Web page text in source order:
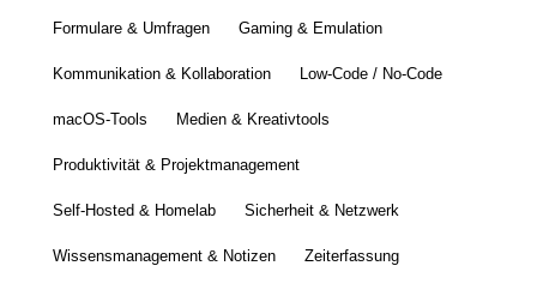
Formulare & Umfragen Gaming & Emulation
Kommunikation & Kollaboration Low-Code / No-Code
macOS-Tools Medien & Kreativtools
Produktivität & Projektmanagement
Self-Hosted & Homelab Sicherheit & Netzwerk
Wissensmanagement & Notizen Zeiterfassung